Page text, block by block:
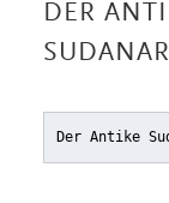
DER
Der Antike